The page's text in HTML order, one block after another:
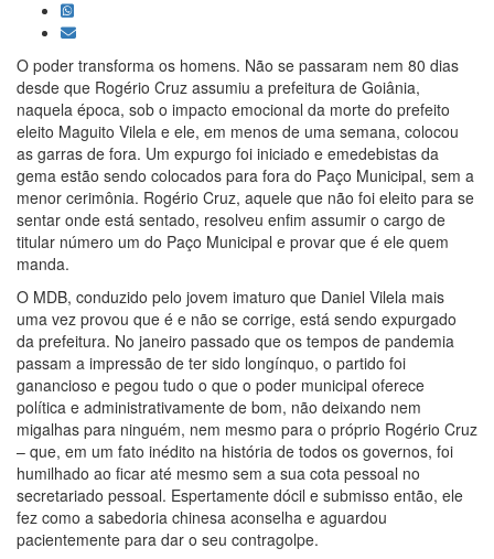
O poder transforma os homens. Não se passaram nem 80 dias
desde que Rogério Cruz assumiu a prefeitura de Goiânia,
naquela época, sob o impacto emocional da morte do prefeito
eleito Maguito Vilela e ele, em menos de uma semana, colocou
as garras de fora. Um expurgo foi iniciado e emedebistas da
gema estão sendo colocados para fora do Paço Municipal, sem a
menor cerimônia. Rogério Cruz, aquele que não foi eleito para se
sentar onde está sentado, resolveu enfim assumir o cargo de
titular número um do Paço Municipal e provar que é ele quem
manda.
O MDB, conduzido pelo jovem imaturo que Daniel Vilela mais
uma vez provou que é e não se corrige, está sendo expurgado
da prefeitura. No janeiro passado que os tempos de pandemia
passam a impressão de ter sido longínquo, o partido foi
ganancioso e pegou tudo o que o poder municipal oferece
política e administrativamente de bom, não deixando nem
migalhas para ninguém, nem mesmo para o próprio Rogério Cruz
– que, em um fato inédito na história de todos os governos, foi
humilhado ao ficar até mesmo sem a sua cota pessoal no
secretariado pessoal. Espertamente dócil e submisso então, ele
fez como a sabedoria chinesa aconselha e aguardou
pacientemente para dar o seu contragolpe.